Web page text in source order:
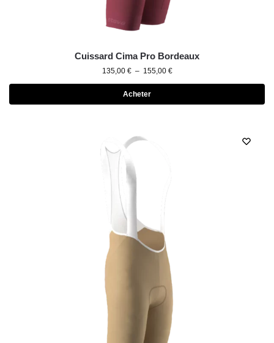
Cuissard Cima Pro Bordeaux
135,00 € – 155,00 €
Acheter